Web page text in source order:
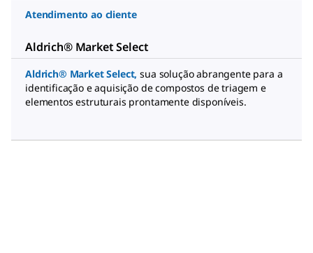
Atendimento ao cliente
Aldrich® Market Select
Aldrich® Market Select, sua solução abrangente para a
identificação e aquisição de compostos de triagem e
elementos estruturais prontamente disponíveis.